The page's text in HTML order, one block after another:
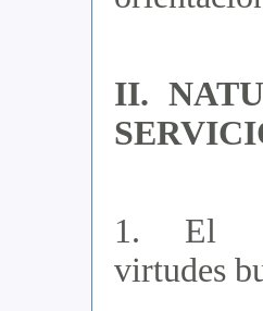
II.
1. El
virtudes